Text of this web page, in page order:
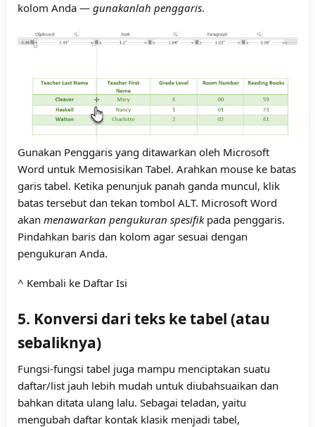
kolom Anda — gunakanlah penggaris.
Gunakan Penggaris yang ditawarkan oleh Microsoft
Word untuk Memosisikan Tabel. Arahkan mouse ke batas
garis tabel. Ketika penunjuk panah ganda muncul, klik
batas tersebut dan tekan tombol ALT. Microsoft Word
akan menawarkan pengukuran spesifik pada penggaris.
Pindahkan baris dan kolom agar sesuai dengan
pengukuran Anda.
^ Kembali ke Daftar Isi
5. Konversi dari teks ke tabel (atau
sebaliknya)
Fungsi-fungsi tabel juga mampu menciptakan suatu
daftar/list jauh lebih mudah untuk diubahsuaikan dan
bahkan ditata ulang lalu. Sebagai teladan, yaitu
mengubah daftar kontak klasik menjadi tabel,